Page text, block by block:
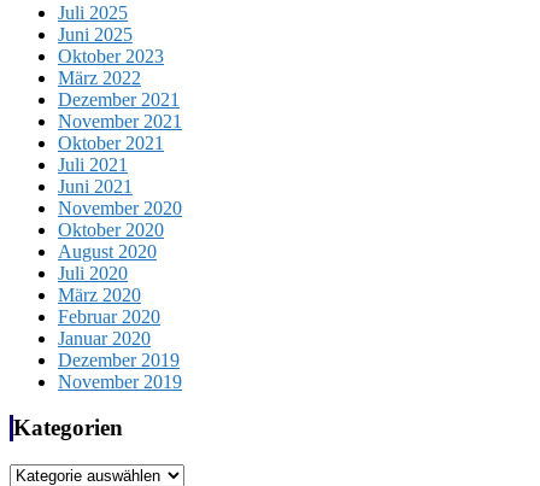
Juli 2025
Juni 2025
Oktober 2023
März 2022
Dezember 2021
November 2021
Oktober 2021
Juli 2021
Juni 2021
November 2020
Oktober 2020
August 2020
Juli 2020
März 2020
Februar 2020
Januar 2020
Dezember 2019
November 2019
Kategorien
Kategorien